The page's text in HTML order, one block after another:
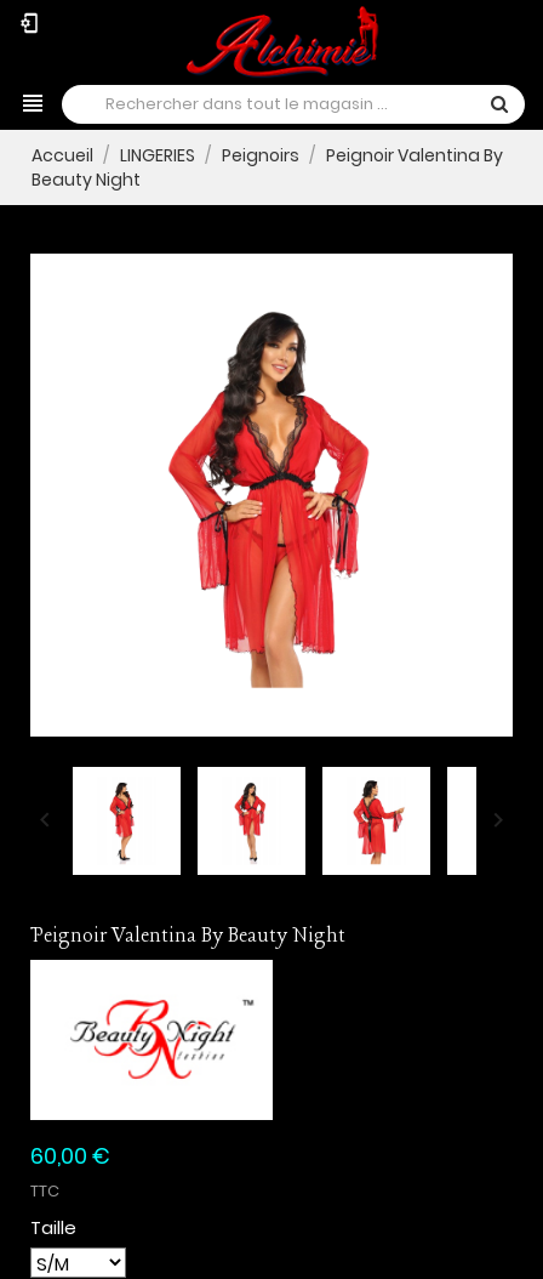
phonelink_setup
view_headline
Accueil LINGERIES Peignoirs
Peignoir Valentina By
Beauty Night
 
Peignoir Valentina By Beauty Night
60,00 €
TTC
Taille